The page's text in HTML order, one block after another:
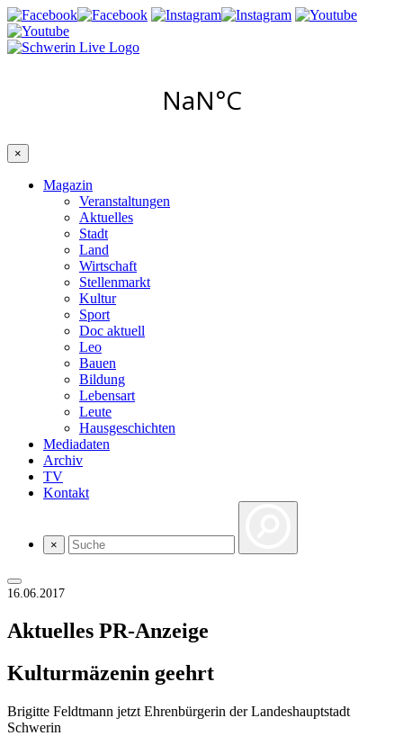
×
Magazin
Veranstaltungen
Aktuelles
Stadt
Land
Wirtschaft
Stellenmarkt
Kultur
Sport
Doc aktuell
Leo
Bauen
Bildung
Lebensart
Leute
Hausgeschichten
Mediadaten
Archiv
TV
Kontakt
×
16.06.2017
Aktuelles PR-Anzeige
Kulturmäzenin geehrt
Brigitte Feldtmann jetzt Ehrenbürgerin der Landeshauptstadt
Schwerin